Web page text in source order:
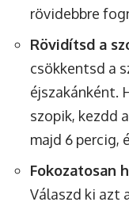
rövidebbre
Rövidítsd a
csökkentsd a
éjszakánként.
szopik, kezdd
majd 6 percig,
Fokozatosan
Válaszd ki azt